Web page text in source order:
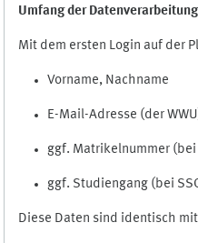
Umfang der Datenverarbeitung
Mit dem ersten Login auf der
Vorname, Nachname
E-Mail-Adresse (der
ggf. Matrikelnummer (bei
ggf. Studiengang (bei
Diese Daten sind identisch